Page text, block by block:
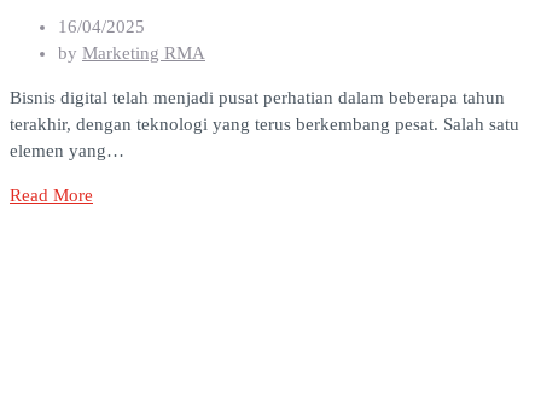
16/04/2025
by Marketing RMA
Bisnis digital telah menjadi pusat perhatian dalam beberapa tahun
terakhir, dengan teknologi yang terus berkembang pesat. Salah satu
elemen yang…
Read More